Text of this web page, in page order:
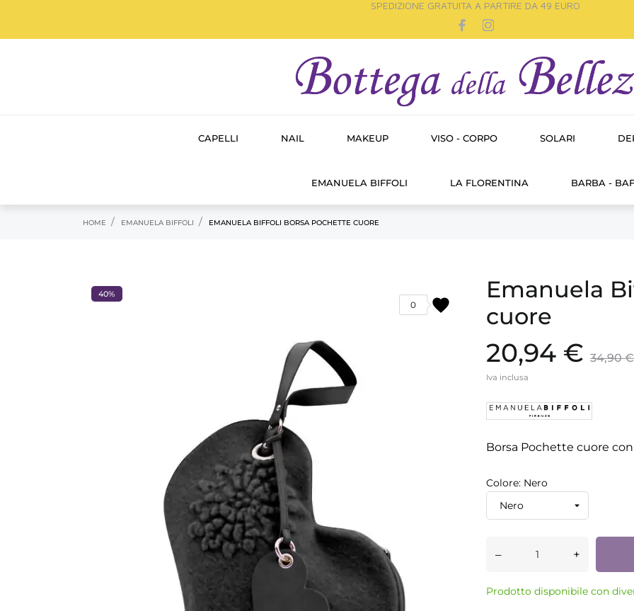
SPEDIZIONE GRATUITA A PARTIRE DA 49 EURO
CAPELLI NAIL MAKEUP VISO - CORPO SOLARI
EMANUELA BIFFOLI LA FLORENTINA BARBA -
HOME EMANUELA BIFFOLI EMANUELA BIFFOLI BORSA POCHETTE CUORE
favorite
0
40%
Emanuela
cuore
20,94 € 34,90 €
Iva inclusa
Borsa Pochette cuore
Colore: Nero
– +
Prodotto disponibile con